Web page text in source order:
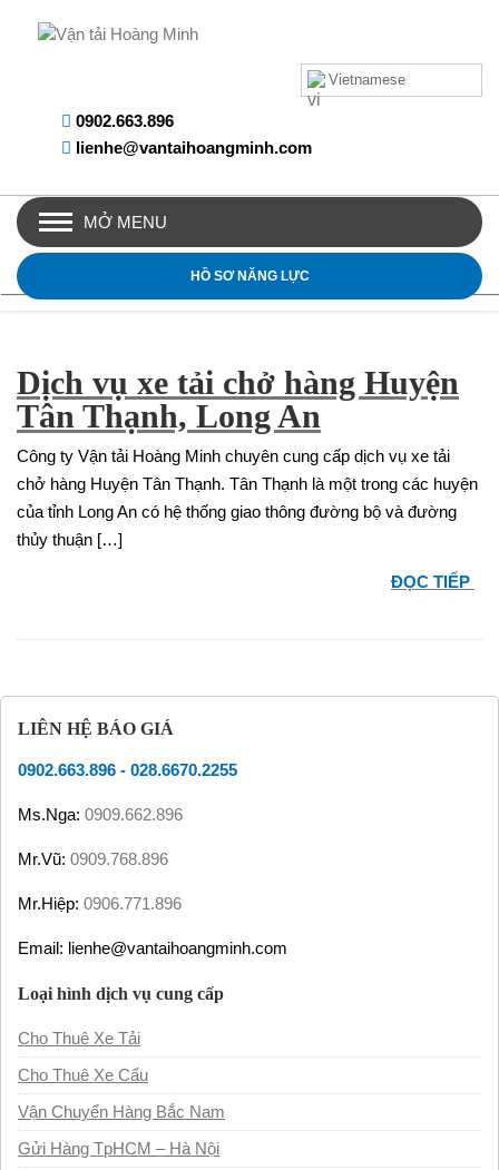
Vietnamese
0902.663.896
lienhe@vantaihoangminh.com
MỞ MENU
HỒ SƠ NĂNG LỰC
Dịch vụ xe tải chở hàng Huyện
Tân Thạnh, Long An
Công ty Vận tải Hoàng Minh chuyên cung cấp dịch vụ xe tải
chở hàng Huyện Tân Thạnh. Tân Thạnh là một trong các huyện
của tỉnh Long An có hệ thống giao thông đường bộ và đường
thủy thuận […]
ĐỌC TIẾP
LIÊN HỆ BÁO GIÁ
0902.663.896 - 028.6670.2255
Ms.Nga: 0909.662.896
Mr.Vũ: 0909.768.896
Mr.Hiệp: 0906.771.896
Email: lienhe@vantaihoangminh.com
Loại hình dịch vụ cung cấp
Cho Thuê Xe Tải
Cho Thuê Xe Cẩu
Vận Chuyển Hàng Bắc Nam
Gửi Hàng TpHCM – Hà Nội